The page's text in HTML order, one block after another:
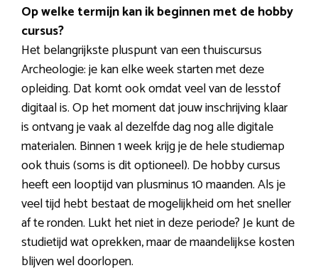
Op welke termijn kan ik beginnen met de hobby
cursus?
Het belangrijkste pluspunt van een thuiscursus
Archeologie: je kan elke week starten met deze
opleiding. Dat komt ook omdat veel van de lesstof
digitaal is. Op het moment dat jouw inschrijving klaar
is ontvang je vaak al dezelfde dag nog alle digitale
materialen. Binnen 1 week krijg je de hele studiemap
ook thuis (soms is dit optioneel). De hobby cursus
heeft een looptijd van plusminus 10 maanden. Als je
veel tijd hebt bestaat de mogelijkheid om het sneller
af te ronden. Lukt het niet in deze periode? Je kunt de
studietijd wat oprekken, maar de maandelijkse kosten
blijven wel doorlopen.